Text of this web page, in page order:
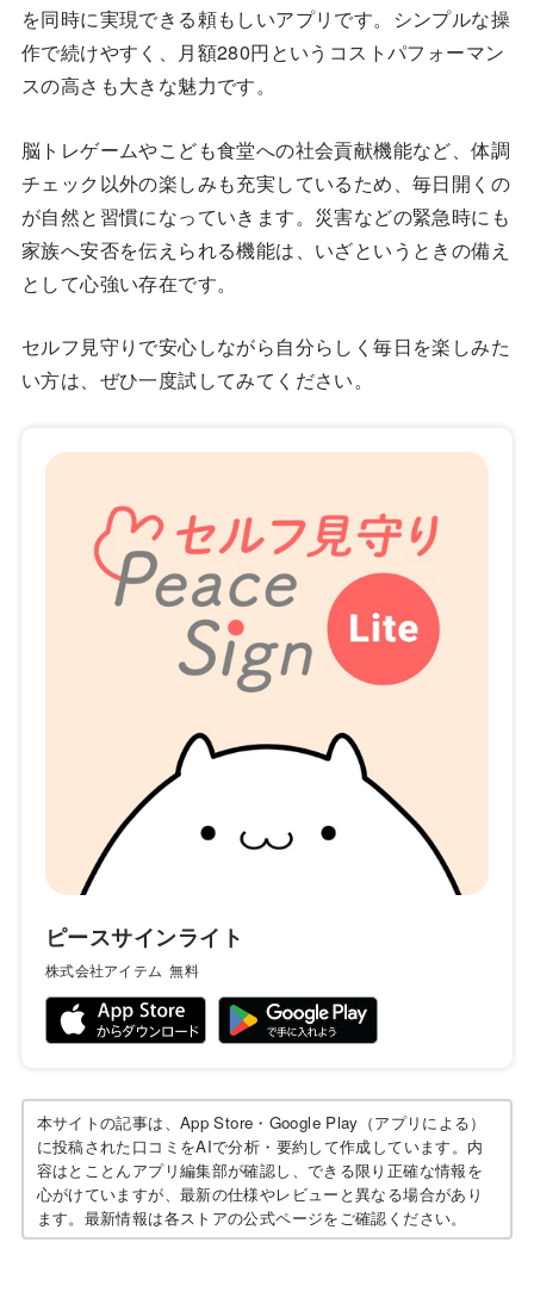
を同時に実現できる頼もしいアプリです。シンプルな操
作で続けやすく、月額280円というコストパフォーマン
スの高さも大きな魅力です。
脳トレゲームやこども食堂への社会貢献機能など、体調
チェック以外の楽しみも充実しているため、毎日開くの
が自然と習慣になっていきます。災害などの緊急時にも
家族へ安否を伝えられる機能は、いざというときの備え
として心強い存在です。
セルフ見守りで安心しながら自分らしく毎日を楽しみた
い方は、ぜひ一度試してみてください。
ピースサインライト
株式会社アイテム 無料
本サイトの記事は、App Store・Google Play（アプリによる）
に投稿された口コミをAIで分析・要約して作成しています。内
容はとことんアプリ編集部が確認し、できる限り正確な情報を
心がけていますが、最新の仕様やレビューと異なる場合があり
ます。最新情報は各ストアの公式ページをご確認ください。